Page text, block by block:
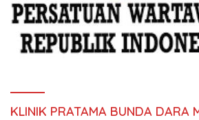
KLINIK PRATAMA BUNDA DARA